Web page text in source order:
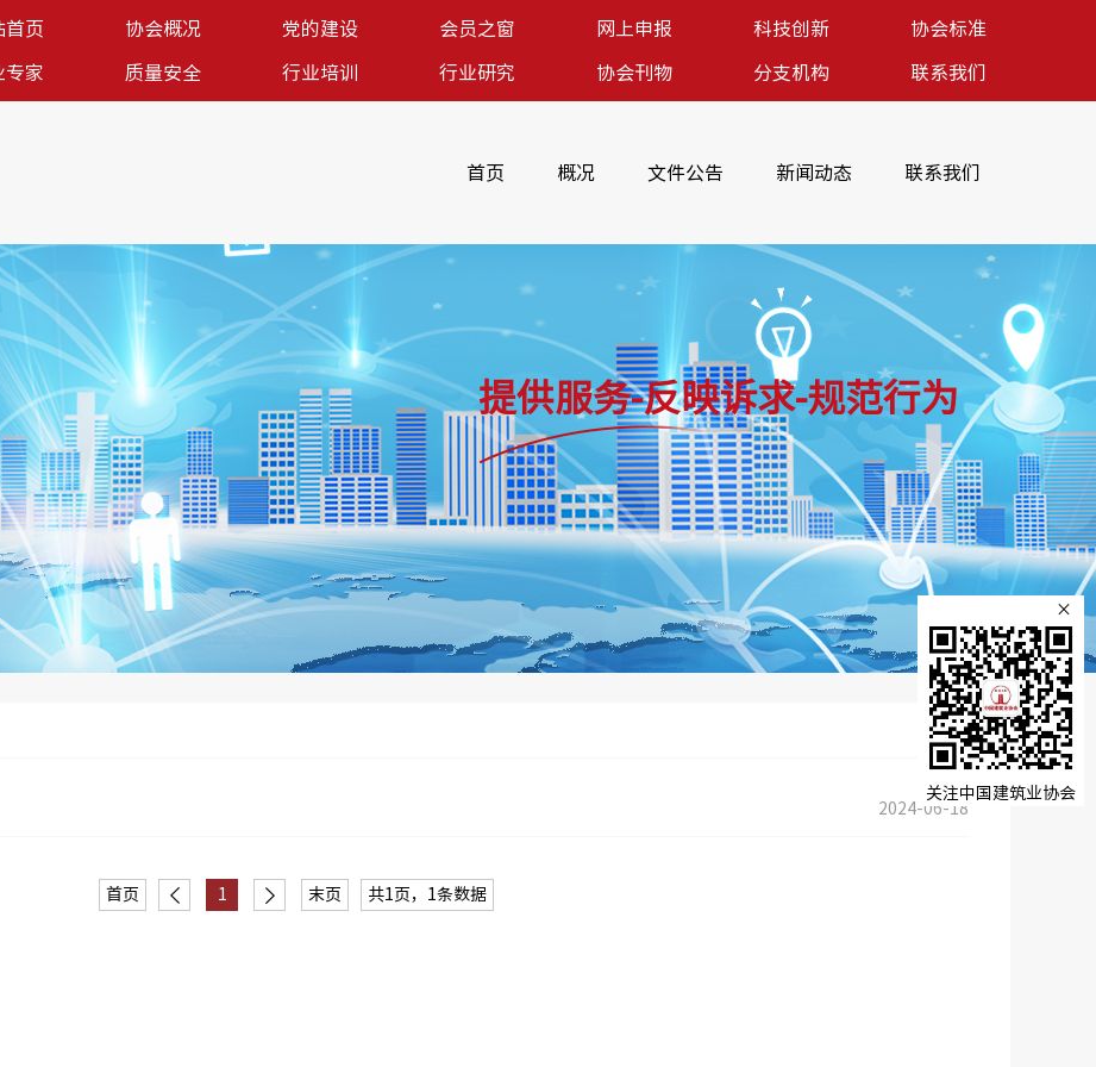
首页 协会概况 党的建设 会员之窗 网上申报 科技创新 协会标准
专家 质量安全 行业培训 行业研究 协会刊物 分支机构 联系我们
首页 概况 文件公告 新闻动态 联系我们
提供服务-反映诉求-规范行为
2024-06-18
首页 1 末页 共1页，1条数据
×
关注中国建筑业协会